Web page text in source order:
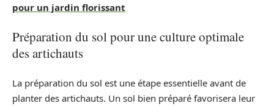
pour un jardin florissant
Préparation du sol pour une culture optimale
des artichauts
La préparation du sol est une étape essentielle avant de
planter des artichauts. Un sol bien préparé favorisera leur